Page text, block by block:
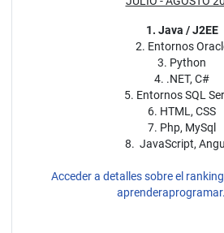
1. Java / J2EE
2. Entornos
3. Python
4. .NET, C#
5. Entornos SQL
6. HTML, CSS
7. Php, MySql
8. JavaScript,
Acceder a detalles sobre el